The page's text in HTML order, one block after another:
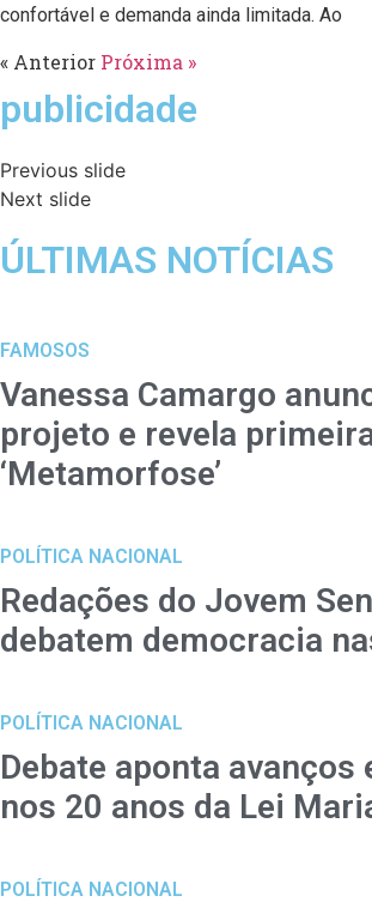
confortável e demanda ainda limitada. Ao
« Anterior Próxima »
publicidade
Previous slide
Next slide
ÚLTIMAS NOTÍCIAS
FAMOSOS
Vanessa Camargo
projeto e revela
‘Metamorfose’
POLÍTICA NACIONAL
Redações do Jovem
debatem democracia
POLÍTICA NACIONAL
Debate aponta avanços
nos 20 anos da Lei
POLÍTICA NACIONAL